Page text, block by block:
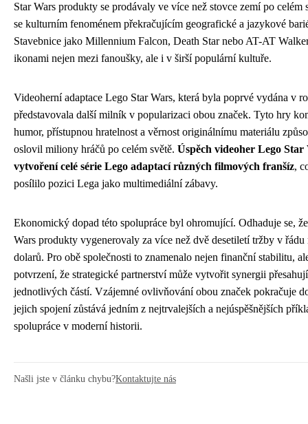
Star Wars produkty se prodávaly ve více než stovce zemí po celém
se kulturním fenoménem překračujícím geografické a jazykové
Stavebnice jako Millennium Falcon, Death Star nebo AT-AT
ikonami nejen mezi fanoušky, ale i v širší populární kultuře.
Videoherní adaptace Lego Star Wars, která byla poprvé vydána v
představovala další milník v popularizaci obou značek. Tyto hry
humor, přístupnou hratelnost a věrnost originálnímu materiálu
oslovil miliony hráčů po celém světě. Úspěch videoher Lego Star
vytvoření celé série Lego adaptací různých filmových franšíz,
posílilo pozici Lega jako multimediální zábavy.
Ekonomický dopad této spolupráce byl ohromující. Odhaduje se,
Wars produkty vygenerovaly za více než dvě desetiletí tržby v
dolarů. Pro obě společnosti to znamenalo nejen finanční stabilitu,
potvrzení, že strategické partnerství může vytvořit synergii
jednotlivých částí. Vzájemné ovlivňování obou značek pokračuje
jejich spojení zůstává jedním z nejtrvalejších a nejúspěšnějších
spolupráce v moderní historii.
Našli jste v článku chybu?Kontaktujte nás